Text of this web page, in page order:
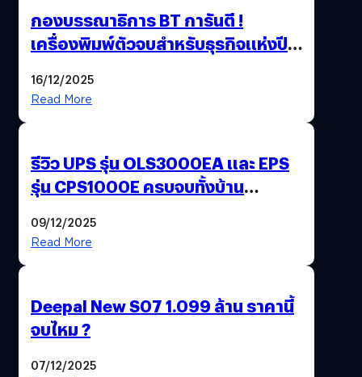
กองบรรณาธิการ BT การันตี !
เครื่องพิมพ์ตัวจบสำหรับธุรกิจแห่งปี
16/12/2025
Read More
รีวิว UPS รุ่น OLS3000EA และ EPS
รุ่น CPS1000E ครบจบทั้งบ้าน
09/12/2025
Read More
Deepal New S07 1.099 ล้าน ราคานี้
จบไหม ?
07/12/2025